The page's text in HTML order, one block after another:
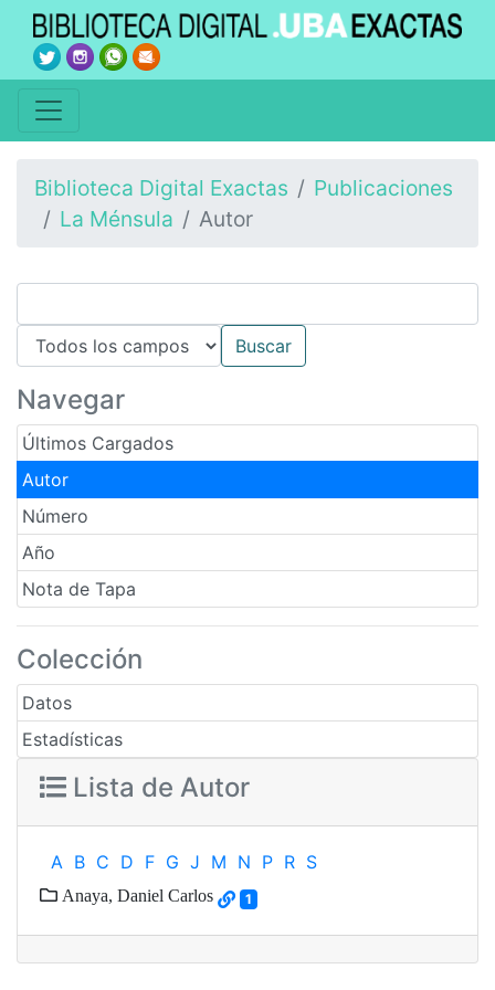
Biblioteca Digital Exactas
Publicaciones
La Ménsula
Autor
Navegar
Últimos Cargados
Autor
Número
Año
Nota de Tapa
Colección
Datos
Estadísticas
Lista de Autor
A B C D F G J M N P R S
Anaya, Daniel Carlos 1